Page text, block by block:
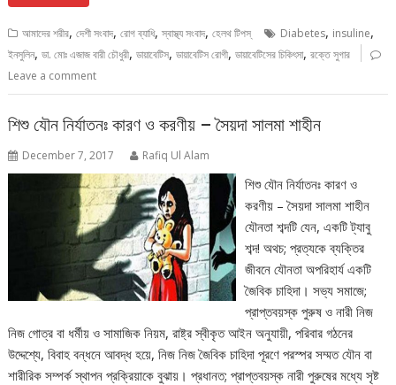
আমাদের শরীর,দেশী সংবাদ,রোগ ব্যাধি,স্বাস্থ্য সংবাদ,হেলথ টিপস্ Diabetes, insuline,
ইনসুলিন,ডা. মোঃ এজাজ বারী চৌধুরী,ডায়াবেটিস,ডায়াবেটিস রোগী,ডায়াবেটিসের চিকিৎসা,রক্তে সুগার
Leave a comment
শিশু যৌন নির্যাতনঃ কারণ ও করণীয় – সৈয়দা সালমা শাহীন
December 7, 2017 Rafiq Ul Alam
শিশু যৌন নির্যাতনঃ কারণ ও
করণীয় – সৈয়দা সালমা শাহীন
যৌনতা শব্দটি যেন, একটি ট্যাবু
শব্দ! অথচ; প্রত্যকে ব্যক্তির
জীবনে যৌনতা অপরিহার্য একটি
জৈবিক চাহিদা। সভ্য সমাজে;
প্রাপ্তবয়স্ক পুরুষ ও নারী নিজ
নিজ গোত্র বা ধর্মীয় ও সামাজিক নিয়ম, রাষ্ট্র স্বীকৃত আইন অনুযায়ী, পরিবার গঠনের
উদ্দেশ্যে, বিবাহ বন্ধনে আবদ্ধ হয়ে, নিজ নিজ জৈবিক চাহিদা পূরণে পরস্পর সম্মত যৌন বা
শারীরিক সম্পর্ক স্থাপন প্রক্রিয়াকে বুঝায়। প্রধানত; প্রাপ্তবয়স্ক নারী পুরুষের মধ্যে সৃষ্ট